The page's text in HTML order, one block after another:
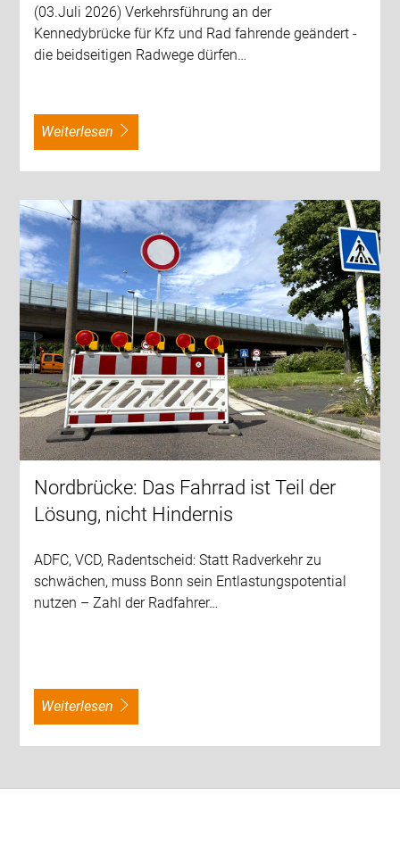
(03.Juli 2026) Verkehrsführung an der
Kennedybrücke für Kfz und Rad fahrende geändert -
die beidseitigen Radwege dürfen…
weiterlesen
Nordbrücke: Das Fahrrad ist Teil der
Lösung, nicht Hindernis
ADFC, VCD, Radentscheid: Statt Radverkehr zu
schwächen, muss Bonn sein Entlastungspotential
nutzen – Zahl der Radfahrer…
weiterlesen